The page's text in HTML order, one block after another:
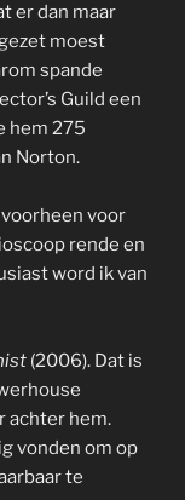
er dan maar
moest
spande
Guild een
hem 275
Norton.
voor
rende en
word ik van
(2006). Dat is
achter hem.
vonden om op
te